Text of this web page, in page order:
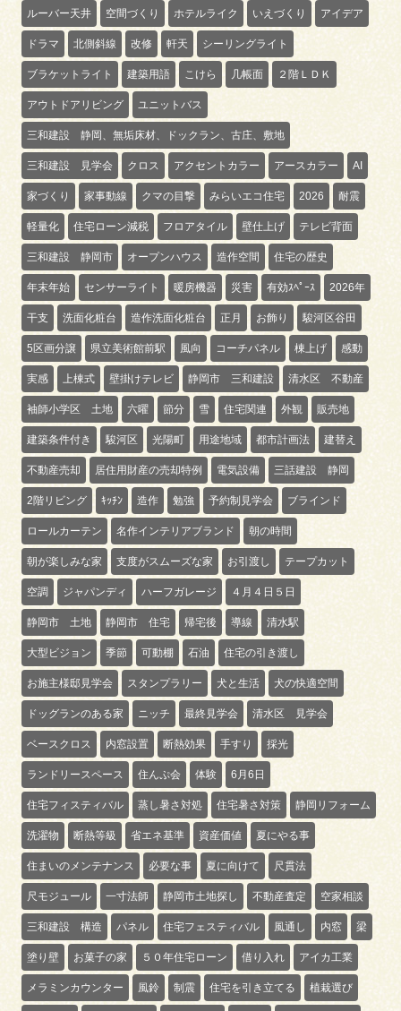
ルーバー天井 空間づくり ホテルライク いえづくり アイデア
ドラマ 北側斜線 改修 軒天 シーリングライト
ブラケットライト 建築用語 こけら 几帳面 ２階ＬＤＫ
アウトドアリビング ユニットバス
三和建設 静岡、無垢床材、ドックラン、古庄、敷地
三和建設 見学会 クロス アクセントカラー アースカラー AI
家づくり 家事動線 クマの目撃 みらいエコ住宅 2026 耐震
軽量化 住宅ローン減税 フロアタイル 壁仕上げ テレビ背面
三和建設 静岡市 オープンハウス 造作空間 住宅の歴史
年末年始 センサーライト 暖房機器 災害 有効ｽﾍﾟｰｽ 2026年
干支 洗面化粧台 造作洗面化粧台 正月 お飾り 駿河区谷田
5区画分譲 県立美術館前駅 風向 コーチパネル 棟上げ 感動
実感 上棟式 壁掛けテレビ 静岡市 三和建設 清水区 不動産
袖師小学区 土地 六曜 節分 雪 住宅関連 外観 販売地
建築条件付き 駿河区 光陽町 用途地域 都市計画法 建替え
不動産売却 居住用財産の売却特例 電気設備 三話建設 静岡
2階リビング ｷｯﾁﾝ 造作 勉強 予約制見学会 ブラインド
ロールカーテン 名作インテリアブランド 朝の時間
朝が楽しみな家 支度がスムーズな家 お引渡し テープカット
空調 ジャパンディ ハーフガレージ ４月４日５日
静岡市 土地 静岡市 住宅 帰宅後 導線 清水駅
大型ビジョン 季節 可動棚 石油 住宅の引き渡し
お施主様邸見学会 スタンプラリー 犬と生活 犬の快適空間
ドッグランのある家 ニッチ 最終見学会 清水区 見学会
ベースクロス 内窓設置 断熱効果 手すり 採光
ランドリースペース 住んぷ会 体験 6月6日
住宅フィスティバル 蒸し暑さ対処 住宅暑さ対策 静岡リフォーム
洗濯物 断熱等級 省エネ基準 資産価値 夏にやる事
住まいのメンテナンス 必要な事 夏に向けて 尺貫法
尺モジュール 一寸法師 静岡市土地探し 不動産査定 空家相談
三和建設 構造 パネル 住宅フェスティバル 風通し 内窓 梁
塗り壁 お菓子の家 ５０年住宅ローン 借り入れ アイカ工業
メラミンカウンター 風鈴 制震 住宅を引き立てる 植栽選び